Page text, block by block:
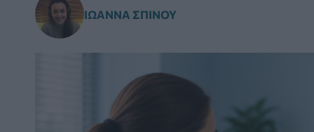
ΙΩΆΝΝΑ ΣΠΊΝΟΥ